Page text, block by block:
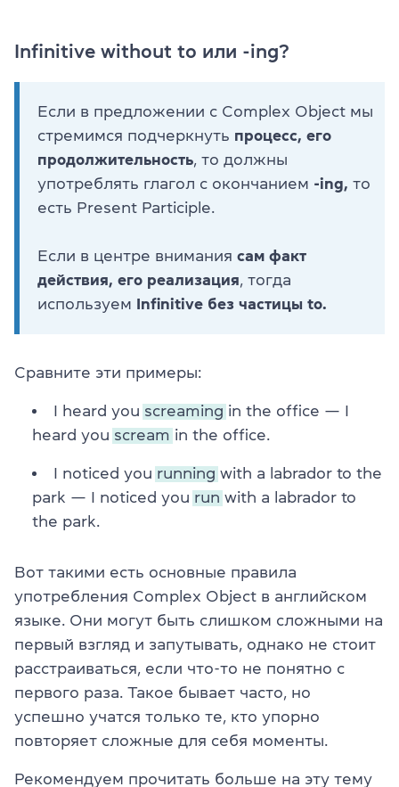
Infinitive without to или -ing?
Если в предложении с Complex Object мы
стремимся подчеркнуть процесс, его
продолжительность, то должны
употреблять глагол с окончанием -ing, то
есть Present Participle.
Если в центре внимания сам факт
действия, его реализация, тогда
используем Infinitive без частицы to.
Сравните эти примеры:
I heard you screaming in the office — I
heard you scream in the office.
I noticed you running with a labrador to the
park — I noticed you run with a labrador to
the park.
Вот такими есть основные правила
употребления Complex Object в английском
языке. Они могут быть слишком сложными на
первый взгляд и запутывать, однако не стоит
расстраиваться, если что-то не понятно с
первого раза. Такое бывает часто, но
успешно учатся только те, кто упорно
повторяет сложные для себя моменты.
Рекомендуем прочитать больше на эту тему